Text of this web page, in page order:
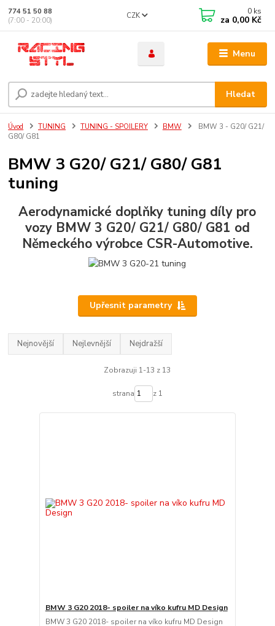
Menu
CZK
Hledat
774 51 50 88
(7:00 - 20:00)
0 ks
za 0,00 Kč
Úvod TUNING TUNING - SPOILERY BMW
BMW 3 - G20/ G21/
G80/ G81
BMW 3 G20/ G21/ G80/ G81
tuning
Aerodynamické doplňky tuning díly pro
vozy BMW 3 G20/ G21/ G80/ G81 od
Německého výrobce CSR-Automotive.
Upřesnit parametry
Nejnovější Nejlevnější Nejdražší
Zobrazuji 1-13 z 13
strana z 1
BMW 3 G20 2018- spoiler na víko kufru MD Design
BMW 3 G20 2018- spoiler na víko kufru MD Design